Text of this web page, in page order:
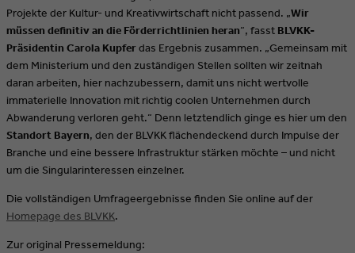
Projekte der Kultur- und Kreativwirtschaft nicht passend. „Wir
müssen definitiv an die Förderrichtlinien heran“, fasst BLVKK-
Präsidentin Carola Kupferdas Ergebnis zusammen. „Gemeinsam mit
dem Ministerium und den zuständigen Stellen sollten wir zeitnah
daran arbeiten, hier nachzubessern, damit uns nicht wertvolle
immaterielle Innovation mit richtig coolen Unternehmen durch
Abwanderung verloren geht.“ Denn letztendlich ginge es hier um den
Standort Bayern, den der BLVKK flächendeckend durch Impulse der
Branche und eine bessere Infrastruktur stärken möchte – und nicht
um die Singularinteressen einzelner.
Die vollständigen Umfrageergebnisse finden Sie online auf der
Homepage des BLVKK.
Zur original Pressemeldung: